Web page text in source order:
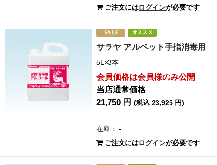
ご注文にはログインが必要です
サラヤ アルペット手指消毒用
5L×3本
会員価格は会員様のみ公開
当店通常価格
21,750 円(税込 23,925 円)
在庫： -
ご注文にはログインが必要です